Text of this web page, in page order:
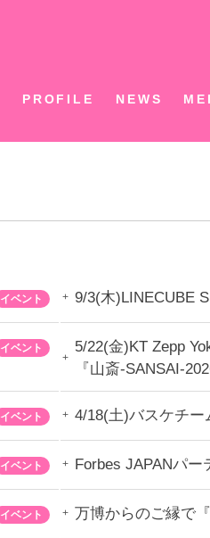
PROFILE NEWS
イベント 9/3(木)LINECUBE
イベント
5/22(金)KT Zepp
『山斎-SANSAI-
イベント 4/18(土)バスケチー
イベント Forbes JAPANパ
イベント 万博からのご縁で